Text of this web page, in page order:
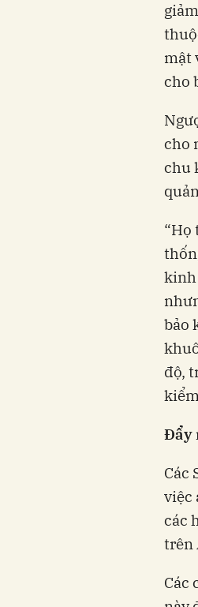
mật
cho
cho
chu
“Họ
kinh
bảo
độ,
Đẩy
Các
việc
các
trên
Các